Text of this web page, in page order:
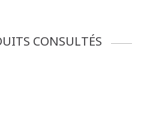
CONSULTÉS